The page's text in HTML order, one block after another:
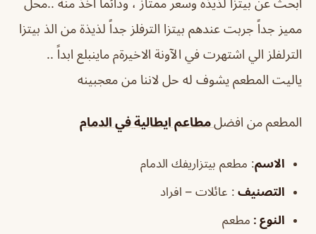
ابحث عن بيتزا لذيذه وسعر ممتاز ، ودائماً اخذ منه ..محل
مميز جداً جربت عندهم بيتزا الترفلز جداً لذيذة من الذ بيتزا
الترلفلز الي اشتهرت في الآونة الاخيرةم ماينبلع ابداً ..
ياليت المطعم يشوف له حل لاننا من معجبينه
المطعم من افضلمطاعم ايطالية في الدمام
الاسم: مطعم بيتزاريفك الدمام
التصنيف : عائلات – افراد
النوع : مطعم